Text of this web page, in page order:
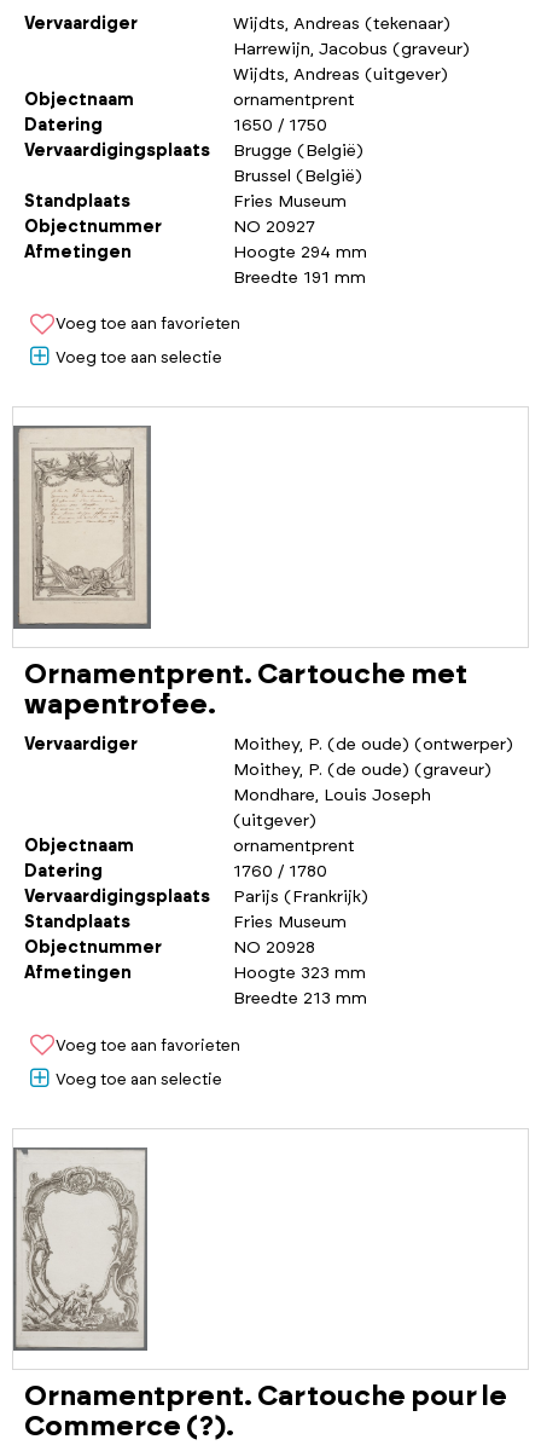
Vervaardiger
Wijdts, Andreas (tekenaar)
Harrewijn, Jacobus (graveur)
Wijdts, Andreas (uitgever)
Objectnaam
ornamentprent
Datering
1650 / 1750
Vervaardigingsplaats
Brugge (België)
Brussel (België)
Standplaats
Fries Museum
Objectnummer
NO 20927
Afmetingen
Hoogte 294 mm
Breedte 191 mm
Voeg toe aan favorieten
Voeg toe aan selectie
Ornamentprent. Cartouche met
wapentrofee.
Vervaardiger
Moithey, P. (de oude) (ontwerper)
Moithey, P. (de oude) (graveur)
Mondhare, Louis Joseph
(uitgever)
Objectnaam
ornamentprent
Datering
1760 / 1780
Vervaardigingsplaats
Parijs (Frankrijk)
Standplaats
Fries Museum
Objectnummer
NO 20928
Afmetingen
Hoogte 323 mm
Breedte 213 mm
Voeg toe aan favorieten
Voeg toe aan selectie
Ornamentprent. Cartouche pour le
Commerce (?).